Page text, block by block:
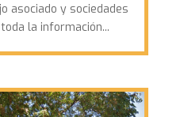
asociado y sociedades
la información...